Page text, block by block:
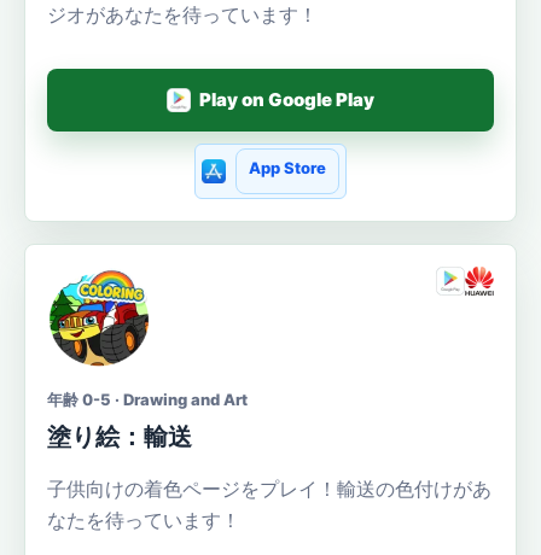
ジオがあなたを待っています！
Play on Google Play
App Store
年齢 0-5 · Drawing and Art
塗り絵：輸送
子供向けの着色ページをプレイ！輸送の色付けがあ
なたを待っています！